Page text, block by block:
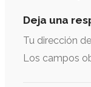
Deja una
Tu dirección
Los campos